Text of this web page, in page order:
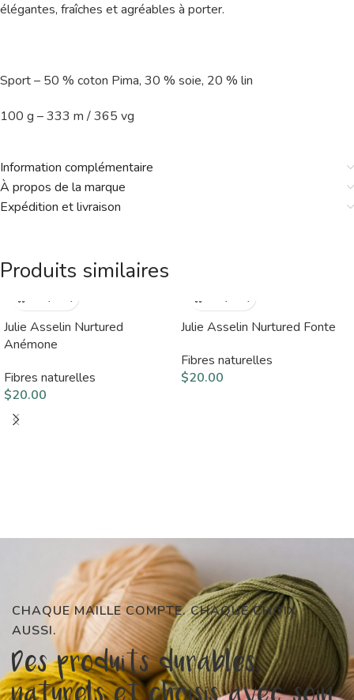
élégantes, fraîches et agréables à porter.
Sport – 50 % coton Pima, 30 % soie, 20 % lin
100 g – 333 m / 365 vg
Information complémentaire
À propos de la marque
Expédition et livraison
Produits similaires
Julie Asselin Nurtured
Anémone
Fibres naturelles
$20.00
Julie Asselin Nurtured Fonte
Fibres naturelles
$20.00
CHAQUE MAILLE COMPTE. CHAQUE CHOIX
AUSSI.
Des produits durables,